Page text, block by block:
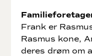
Frank er
Rasmus kone,
deres drøm om